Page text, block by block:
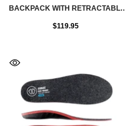
BACKPACK WITH RETRACTABLE
ROPE - LAVENDER
$119.95